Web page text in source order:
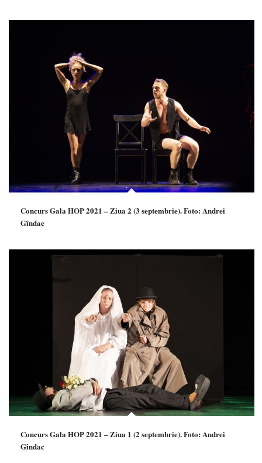
Concurs Gala HOP 2021 – Ziua 2 (3 septembrie). Foto: Andrei
Gîndac
Concurs Gala HOP 2021 – Ziua 1 (2 septembrie). Foto: Andrei
Gîndac